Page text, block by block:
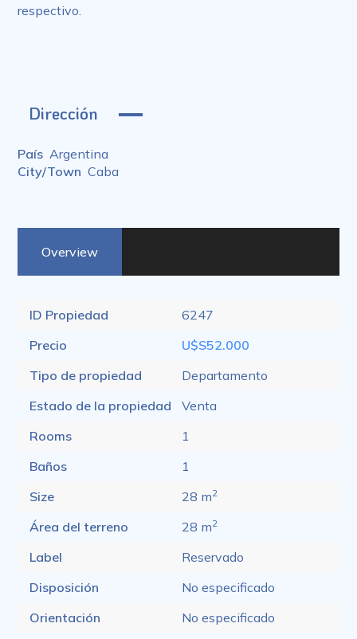
respectivo.
Dirección
País Argentina
City/Town Caba
Overview
ID Propiedad
6247
Precio
U$S52.000
Tipo de propiedad
Departamento
Estado de la propiedad
Venta
Rooms
1
Baños
1
Size
28 m2
Área del terreno 28 m2
Label
Reservado
Disposición
No especificado
Orientación
No especificado